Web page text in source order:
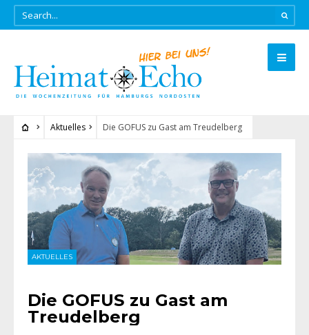
Aktuelles Die GOFUS zu Gast am Treudelberg
AKTUELLES
Die GOFUS zu Gast am
Treudelberg